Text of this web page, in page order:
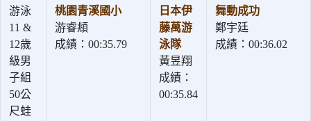
游泳
11 &
12歲
級男
子組
50公
尺蛙
桃園青溪國小
游睿頫
成績：00:35.79
日本伊
藤萬游
泳隊
黃昱翔
成績：
00:35.84
舞動成功
鄭宇廷
成績：00:36.02